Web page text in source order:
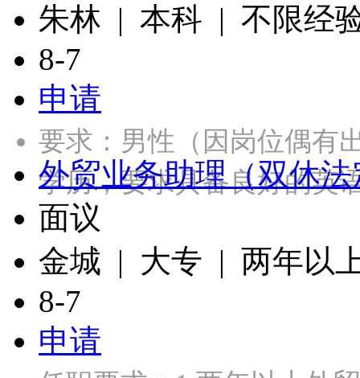
朱林 | 本科 | 不限经
8-7
申请
要求：男性（因岗位偶有
学历，要求具备良好的
外贸业务助理（双休
面议
金城 | 大专 | 两年以
8-7
申请